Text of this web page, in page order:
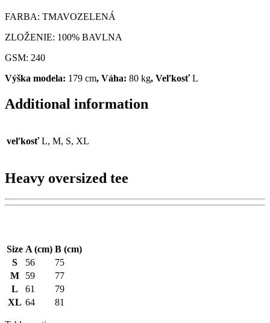
FARBA: TMAVOZELENÁ
ZLOŽENIE: 100% BAVLNA
GSM: 240
Výška modela: 179 cm, Váha: 80 kg, VeľkosťL
Additional information
veľkosť L, M, S, XL
Heavy oversized tee
Size A (cm) B (cm)
S
56
75
M
59
77
L
61
79
XL 64 81